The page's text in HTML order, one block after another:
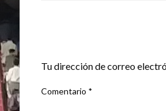
Tu dirección de correo
Comentario *